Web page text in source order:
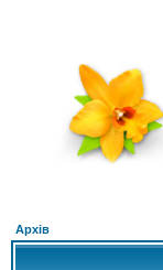
Архів